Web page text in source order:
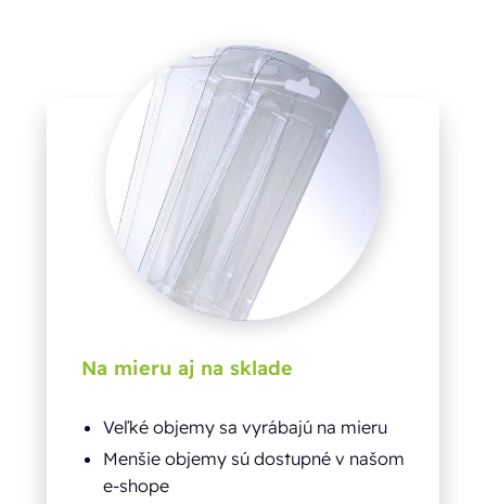
Na mieru aj na sklade
Veľké objemy sa vyrábajú na mieru
Menšie objemy sú dostupné v našom
e-shope